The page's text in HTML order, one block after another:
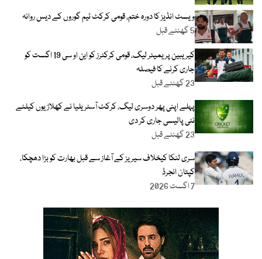
ویسٹ انڈیز کا دورہ ختم، قومی کرکٹ ٹیم گوروں کے دیس روانہ
5 گھنٹے قبل
کیریبین پریمیئر لیگ، قومی کرکٹرز کو این او سی 19 اگست کو
جاری کرنے کا فیصلہ
23 گھنٹے قبل
پہلے اپنی پھر دوسری لیگ، کرکٹ آسٹریلیا نے کھلاڑیوں کیلئے
نئی پالیسی جاری کر دی
23 گھنٹے قبل
سری لنکا کیخلاف سیریز کے آغاز سے قبل بھارت کو بڑا دھچکا،
کپتان انجرڈ
7 اگست 2026